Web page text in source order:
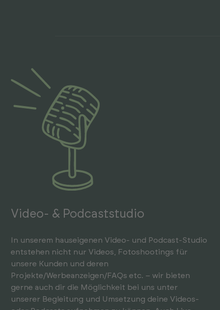
Video- & Podcaststudio
In unserem hauseigenen Video- und Podcast-Studio
entstehen nicht nur Videos, Fotoshootings für
unsere Kunden und deren
Projekte/Werbeanzeigen/FAQs etc. – wir bieten
gerne auch dir die Möglichkeit bei uns unter
unserer Begleitung und Umsetzung deine Videos-